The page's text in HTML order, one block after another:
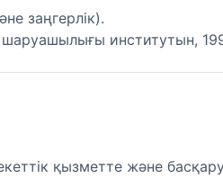
заңгерлік).
институтын,
қызметте және